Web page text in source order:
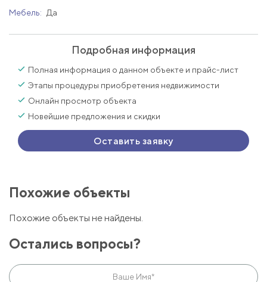
Мебель:
Да
Подробная информация
Полная информация о данном объекте и прайс-лист
Этапы процедуры приобретения недвижимости
Онлайн просмотр объекта
Новейшие предложения и скидки
Оставить заявку
Похожие объекты
Похожие объекты не найдены.
Остались вопросы?